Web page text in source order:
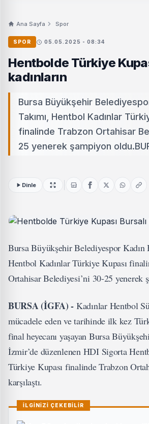
Ana Sayfa Spor
SPOR 05.05.2025 - 08:34
Hentbolde Türkiye
kadınların
Bursa Büyükşehir
Takımı, Hentbol Kadınlar
finalinde Trabzon Ortahisar
25 yenerek şampiyon
Dinle
Bursa Büyükşehir Belediyespor Kadın
Hentbol Kadınlar Türkiye Kupası
Ortahisar Belediyesi’ni 30-25 yenerek
BURSA (İGFA) - Kadınlar Hentbol
mücadele eden ve tarihinde ilk kez
final heyecanı yaşayan Bursa
İzmir’de düzenlenen HDI Sigorta
Türkiye Kupası finalinde Trabzon
karşılaştı.
İLGİNİZİ ÇEKEBİLİR